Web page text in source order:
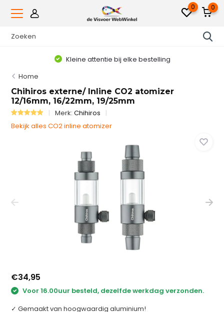
0 0
Kleine attentie bij elke bestelling
Home
Chihiros externe/ Inline CO2 atomizer
12/16mm, 16/22mm, 19/25mm
Merk:Chihiros
Bekijk alles CO2 inline atomizer
€34,95
Voor 16.00uur besteld, dezelfde werkdag verzonden.
✓ Gemaakt van hoogwaardig aluminium!